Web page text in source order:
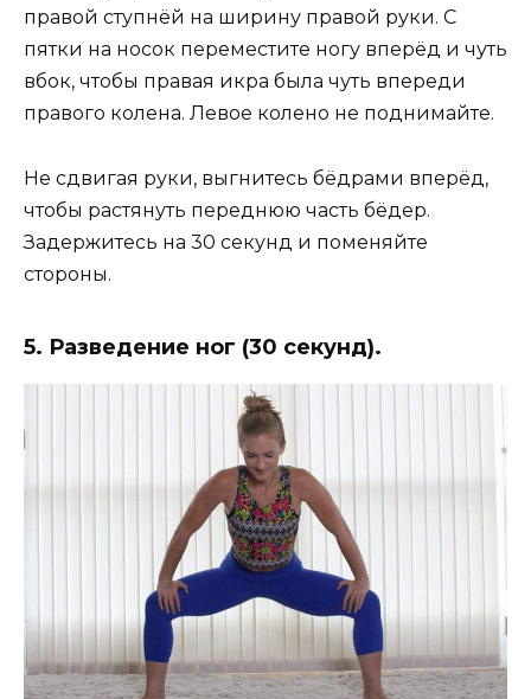
правой ступнёй на ширину правой руки. С
пятки на носок переместите ногу вперёд и чуть
вбок, чтобы правая икра была чуть впереди
правого колена. Левое колено не поднимайте.
Не сдвигая руки, выгнитесь бёдрами вперёд,
чтобы растянуть переднюю часть бёдер.
Задержитесь на 30 секунд и поменяйте
стороны.
5. Разведение ног (30 секунд).